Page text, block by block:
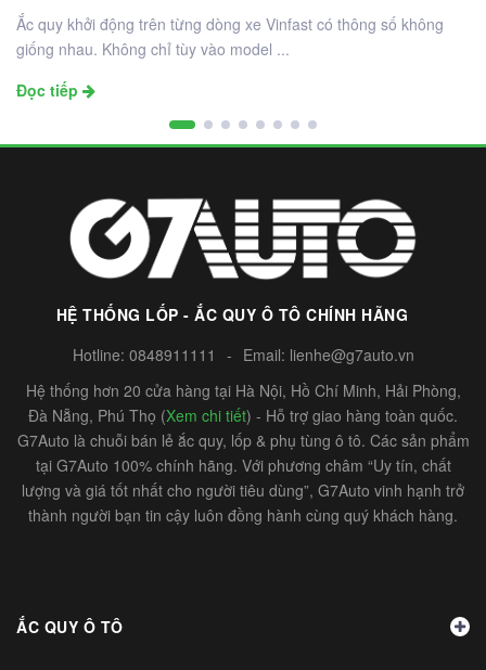
Ắc quy khởi động trên từng dòng xe Vinfast có thông số không
giống nhau. Không chỉ tùy vào model ...
Đọc tiếp
HỆ THỐNG LỐP - ẮC QUY Ô TÔ CHÍNH HÃNG
Hotline: 0848911111 - Email: lienhe@g7auto.vn
Hệ thống hơn 20 cửa hàng tại Hà Nội, Hồ Chí Minh, Hải Phòng,
Đà Nẵng, Phú Thọ (Xem chi tiết) - Hỗ trợ giao hàng toàn quốc.
G7Auto là chuỗi bán lẻ ắc quy, lốp & phụ tùng ô tô. Các sản phẩm
tại G7Auto 100% chính hãng. Với phương châm “Uy tín, chất
lượng và giá tốt nhất cho người tiêu dùng”, G7Auto vinh hạnh trở
thành người bạn tin cậy luôn đồng hành cùng quý khách hàng.
ẮC QUY Ô TÔ